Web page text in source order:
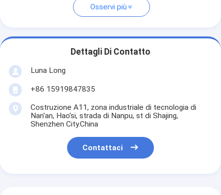
Osservi più
Dettagli Di Contatto
Luna Long
+86 15919847835
Costruzione A11, zona industriale di tecnologia di
Nan'an, Hao'si, strada di Nanpu, st di Shajing,
Shenzhen City.China
Contattaci